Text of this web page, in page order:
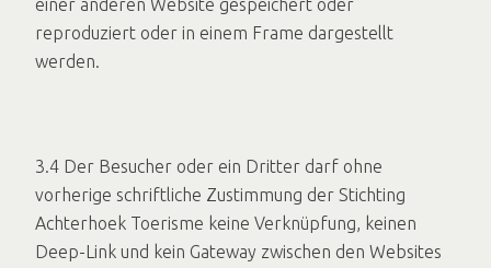
einer anderen Website gespeichert oder
reproduziert oder in einem Frame dargestellt
werden.
3.4 Der Besucher oder ein Dritter darf ohne
vorherige schriftliche Zustimmung der Stichting
Achterhoek Toerisme keine Verknüpfung, keinen
Deep-Link und kein Gateway zwischen den Websites